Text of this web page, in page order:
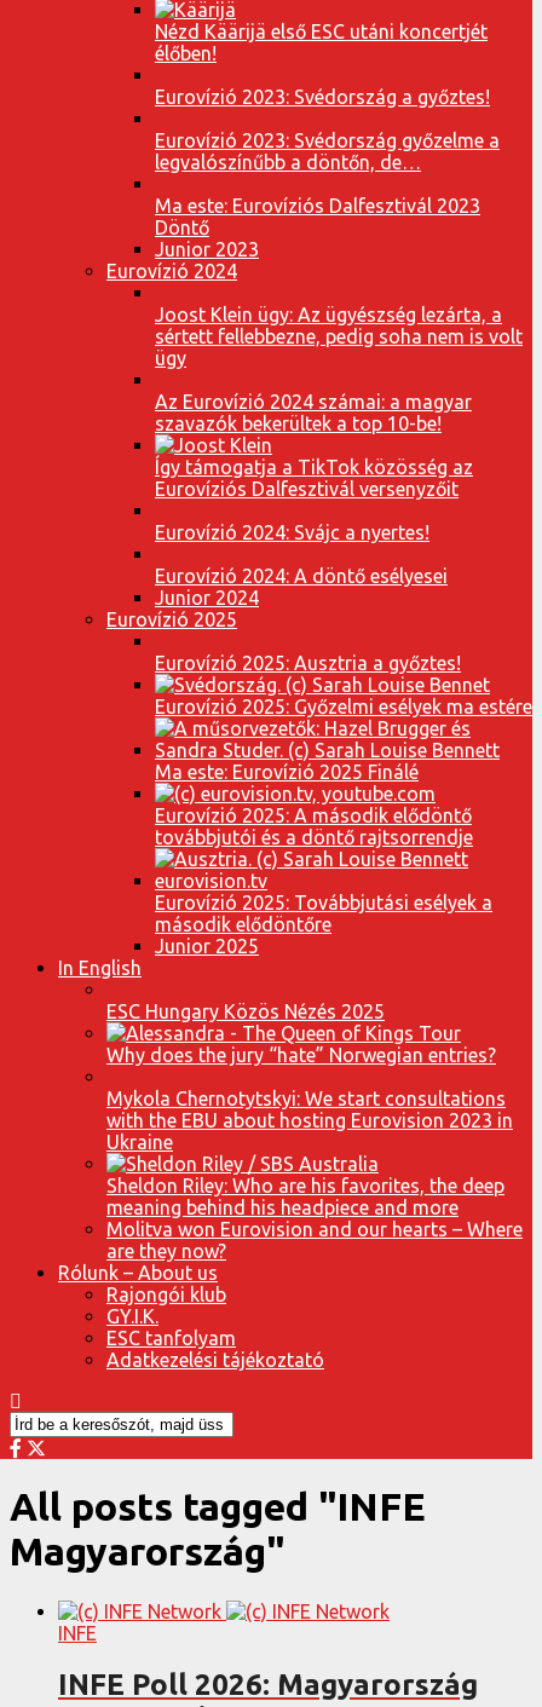
Nézd Käärijä első ESC utáni koncertjét
élőben!
Eurovízió 2023: Svédország a győztes!
Eurovízió 2023: Svédország győzelme a
legvalószínűbb a döntőn, de…
Ma este: Eurovíziós Dalfesztivál 2023
Döntő
Junior 2023
Eurovízió 2024
Joost Klein ügy: Az ügyészség lezárta, a
sértett fellebbezne, pedig soha nem is volt
ügy
Az Eurovízió 2024 számai: a magyar
szavazók bekerültek a top 10-be!
Így támogatja a TikTok közösség az
Eurovíziós Dalfesztivál versenyzőit
Eurovízió 2024: Svájc a nyertes!
Eurovízió 2024: A döntő esélyesei
Junior 2024
Eurovízió 2025
Eurovízió 2025: Ausztria a győztes!
Eurovízió 2025: Győzelmi esélyek ma estére
Ma este: Eurovízió 2025 Finálé
Eurovízió 2025: A második elődöntő
továbbjutói és a döntő rajtsorrendje
Eurovízió 2025: Továbbjutási esélyek a
második elődöntőre
Junior 2025
In English
ESC Hungary Közös Nézés 2025
Why does the jury “hate” Norwegian entries?
Mykola Chernotytskyi: We start consultations
with the EBU about hosting Eurovision 2023 in
Ukraine
Sheldon Riley: Who are his favorites, the deep
meaning behind his headpiece and more
Molitva won Eurovision and our hearts – Where
are they now?
Rólunk – About us
Rajongói klub
GY.I.K.
ESC tanfolyam
Adatkezelési tájékoztató
All posts tagged "INFE
Magyarország"
INFE
INFE Poll 2026: Magyarország